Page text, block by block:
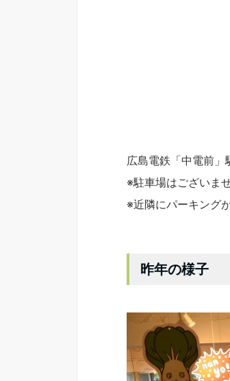
広島電鉄「中電前」
※駐車場はございませ
※近隣にパーキング
昨年の様子